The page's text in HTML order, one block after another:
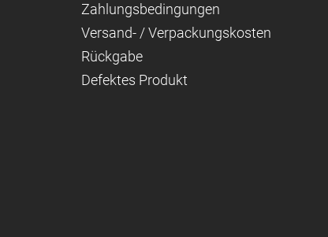
Zahlungsbedingungen
Versand- / Verpackungskosten
Rückgabe
Defektes Produkt